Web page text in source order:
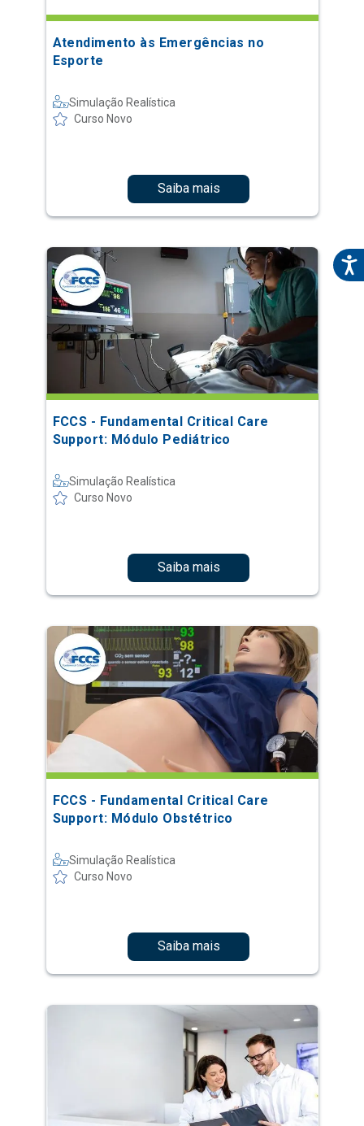
Atendimento às Emergências no
Esporte
Simulação Realística
Curso Novo
Saiba mais
FCCS - Fundamental Critical Care
Support: Módulo Pediátrico
Simulação Realística
Curso Novo
Saiba mais
FCCS - Fundamental Critical Care
Support: Módulo Obstétrico
Simulação Realística
Curso Novo
Saiba mais